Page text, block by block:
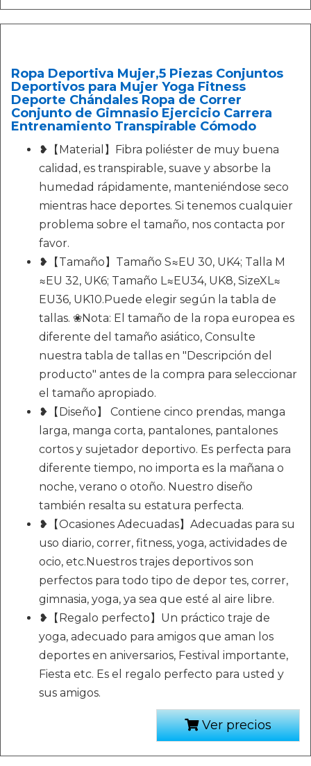
Ropa Deportiva Mujer,5 Piezas Conjuntos
Deportivos para Mujer Yoga Fitness
Deporte Chándales Ropa de Correr
Conjunto de Gimnasio Ejercicio Carrera
Entrenamiento Transpirable Cómodo
❥【Material】Fibra poliéster de muy buena
calidad, es transpirable, suave y absorbe la
humedad rápidamente, manteniéndose seco
mientras hace deportes. Si tenemos cualquier
problema sobre el tamaño, nos contacta por
favor.
❥【Tamaño】Tamaño S≈EU 30, UK4; Talla M
≈EU 32, UK6; Tamaño L≈EU34, UK8, SizeXL≈
EU36, UK10.Puede elegir según la tabla de
tallas. ❀Nota: El tamaño de la ropa europea es
diferente del tamaño asiático, Consulte
nuestra tabla de tallas en "Descripción del
producto" antes de la compra para seleccionar
el tamaño apropiado.
❥【Diseño】 Contiene cinco prendas, manga
larga, manga corta, pantalones, pantalones
cortos y sujetador deportivo. Es perfecta para
diferente tiempo, no importa es la mañana o
noche, verano o otoño. Nuestro diseño
también resalta su estatura perfecta.
❥【Ocasiones Adecuadas】Adecuadas para su
uso diario, correr, fitness, yoga, actividades de
ocio, etc.Nuestros trajes deportivos son
perfectos para todo tipo de depor tes, correr,
gimnasia, yoga, ya sea que esté al aire libre.
❥【Regalo perfecto】Un práctico traje de
yoga, adecuado para amigos que aman los
deportes en aniversarios, Festival importante,
Fiesta etc. Es el regalo perfecto para usted y
sus amigos.
Ver precios